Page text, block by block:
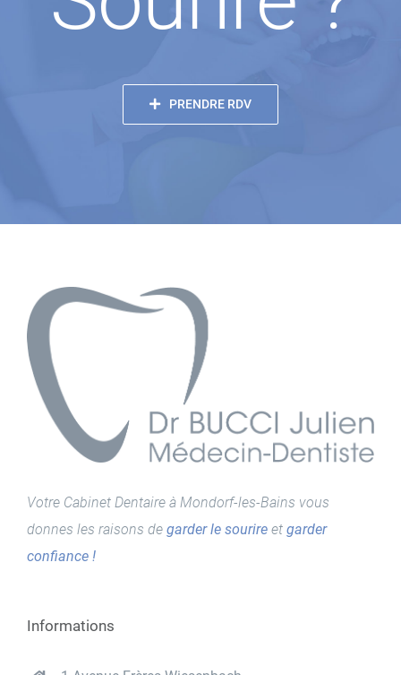
PRENDRE RDV
Votre Cabinet Dentaire à Mondorf-les-Bains vous
donnes les raisons de garder le sourire et garder
confiance !
Informations